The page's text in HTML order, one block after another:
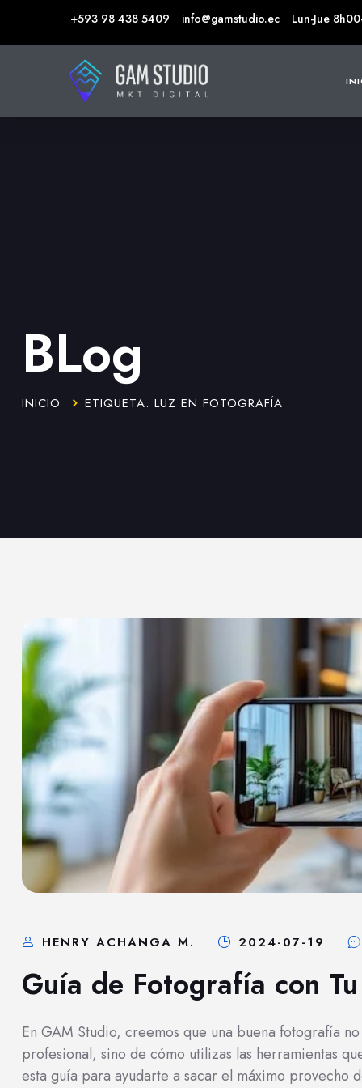
+593 98 438 5409 info@gamstudio.ec Lun-Jue
BLog
INICIO ETIQUETA: LUZ EN FOTOGRAFÍA
HENRY ACHANGA M. 2024-07-19
Guía de Fotografía con
En GAM Studio, creemos que una buena fotografía
profesional, sino de cómo utilizas las herramientas
esta guía para ayudarte a sacar el máximo provecho